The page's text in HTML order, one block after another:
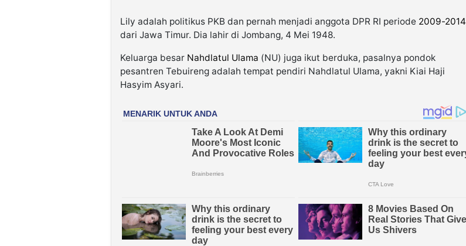
Lily adalah politikus PKB dan pernah menjadi anggota DPR RI periode 2009-2014
dari Jawa Timur. Dia lahir di Jombang, 4 Mei 1948.
Keluarga besar Nahdlatul Ulama (NU) juga ikut berduka, pasalnya pondok
pesantren Tebuireng adalah tempat pendiri Nahdlatul Ulama, yakni Kiai Haji
Hasyim Asyari.